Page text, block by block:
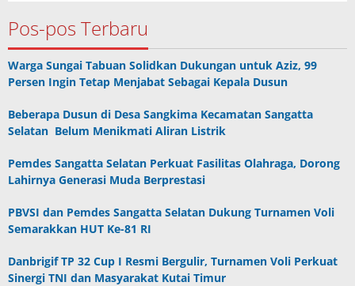
Pos-pos Terbaru
Warga Sungai Tabuan Solidkan Dukungan untuk Aziz, 99
Persen Ingin Tetap Menjabat Sebagai Kepala Dusun
Beberapa Dusun di Desa Sangkima Kecamatan Sangatta
Selatan Belum Menikmati Aliran Listrik
Pemdes Sangatta Selatan Perkuat Fasilitas Olahraga, Dorong
Lahirnya Generasi Muda Berprestasi
PBVSI dan Pemdes Sangatta Selatan Dukung Turnamen Voli
Semarakkan HUT Ke-81 RI
Danbrigif TP 32 Cup I Resmi Bergulir, Turnamen Voli Perkuat
Sinergi TNI dan Masyarakat Kutai Timur